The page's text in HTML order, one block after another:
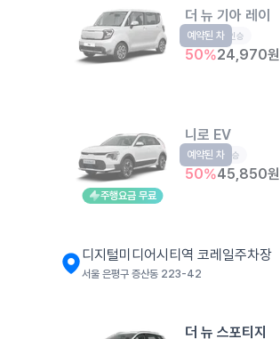
더 뉴 기아 레이
경형 5인승
50%24,970원
예약된 차
주행요금 무료
니로 EV
EV 5인승
50%45,850원
예약된 차
디지털미디어시티역 코레일주차장
서울 은평구 증산동 223-42
더 뉴 스포티지